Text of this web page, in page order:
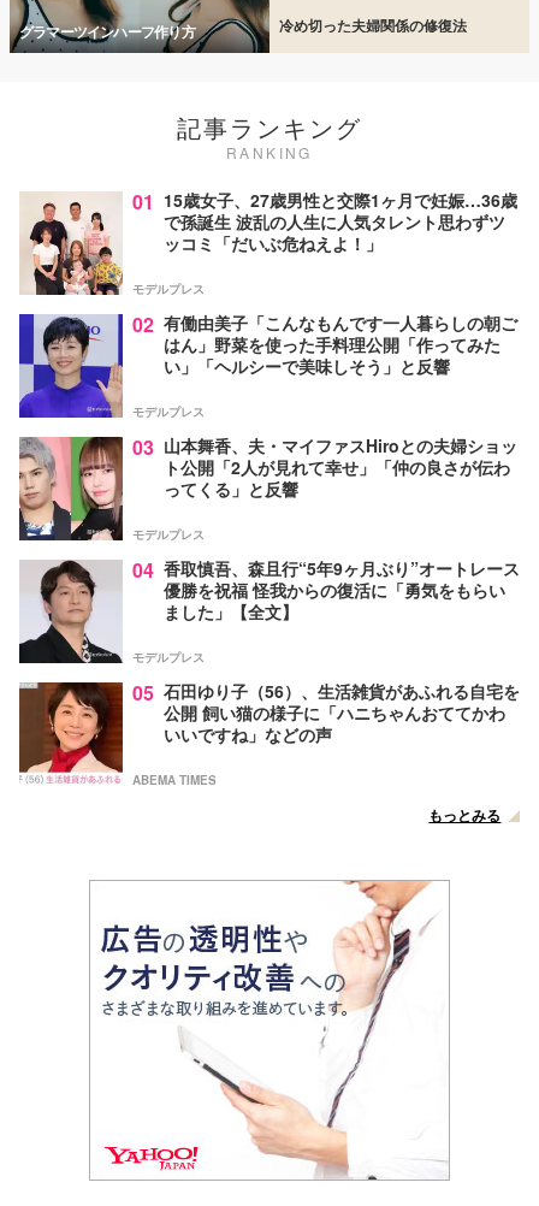
グラマーツインハーフ作り方 冷め切った夫婦関係の修復法
記事ランキング
RANKING
01 15歳女子、27歳男性と交際1ヶ月で妊娠…36歳
で孫誕生 波乱の人生に人気タレント思わずツ
ッコミ「だいぶ危ねえよ！」
モデルプレス
02 有働由美子「こんなもんです一人暮らしの朝ご
はん」野菜を使った手料理公開「作ってみた
い」「ヘルシーで美味しそう」と反響
モデルプレス
03 山本舞香、夫・マイファスHiroとの夫婦ショッ
ト公開「2人が見れて幸せ」「仲の良さが伝わ
ってくる」と反響
モデルプレス
04 香取慎吾、森且行“5年9ヶ月ぶり”オートレース
優勝を祝福 怪我からの復活に「勇気をもらい
ました」【全文】
モデルプレス
05 石田ゆり子（56）、生活雑貨があふれる自宅を
公開 飼い猫の様子に「ハニちゃんおててかわ
いいですね」などの声
ABEMA TIMES
もっとみる